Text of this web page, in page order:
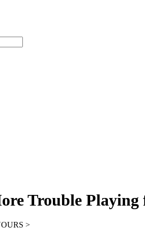
Trouble
>